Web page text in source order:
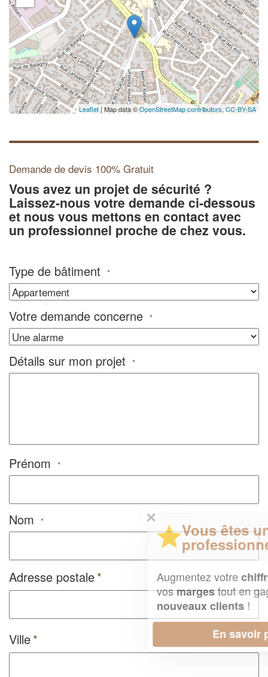
Leaflet| Map data ©OpenStreetMap contributors,CC-BY-SA
Demande de devis 100% Gratuit
Vous avez un projet de sécurité ?
Laissez-nous votre demande ci-dessous
et nous vous mettons en contact avec
un professionnel proche de chez vous.
Type de bâtiment *
Votre demande concerne *
Détails sur mon projet *
Prénom *
Nom *
Adresse postale
Ville
Vous êtes un
professionnel ?
Augmentez votrechiffre d'affaireset
vosmargestout en gagnant de
nouveaux clients!